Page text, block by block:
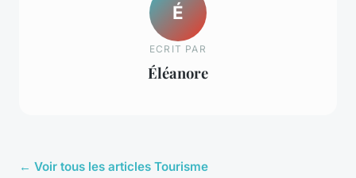
É
ECRIT PAR
Éléanore
← Voir tous les articles Tourisme